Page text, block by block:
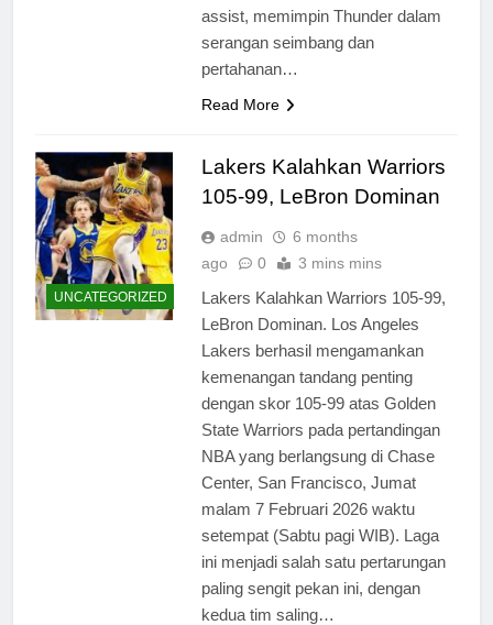
assist, memimpin Thunder dalam
serangan seimbang dan
pertahanan…
Read More
UNCATEGORIZED
Lakers Kalahkan Warriors
105-99, LeBron Dominan
admin
6 months
ago
0 3 mins mins
Lakers Kalahkan Warriors 105-99,
LeBron Dominan. Los Angeles
Lakers berhasil mengamankan
kemenangan tandang penting
dengan skor 105-99 atas Golden
State Warriors pada pertandingan
NBA yang berlangsung di Chase
Center, San Francisco, Jumat
malam 7 Februari 2026 waktu
setempat (Sabtu pagi WIB). Laga
ini menjadi salah satu pertarungan
paling sengit pekan ini, dengan
kedua tim saling…